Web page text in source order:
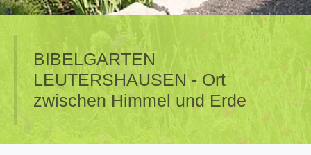
BIBELGARTEN
LEUTERSHAUSEN - Ort
zwischen Himmel und Erde